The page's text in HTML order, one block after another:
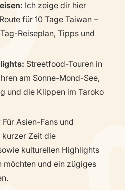
Ich zeige dir hier
für 10 Tage Taiwan –
Reiseplan, Tipps und
Streetfood-Touren in
am Sonne-Mond-See,
und die Klippen im Taroko
Für Asien-Fans und
kurzer Zeit die
kulturellen Highlights
möchten und ein zügiges